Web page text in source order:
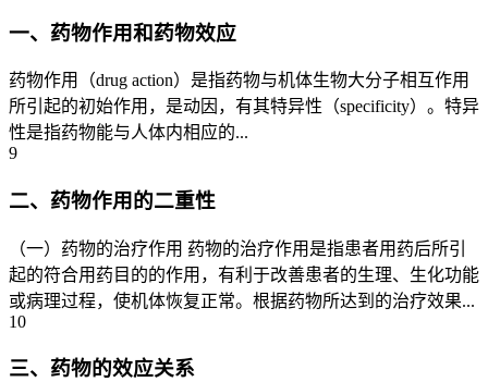
一、药物作用和药物效应
药物作用（drug action）是指药物与机体生物大分子相互作用
所引起的初始作用，是动因，有其特异性（specificity）。特异
性是指药物能与人体内相应的...
9
二、药物作用的二重性
（一）药物的治疗作用 药物的治疗作用是指患者用药后所引
起的符合用药目的的作用，有利于改善患者的生理、生化功能
或病理过程，使机体恢复正常。根据药物所达到的治疗效果...
10
三、药物的效应关系